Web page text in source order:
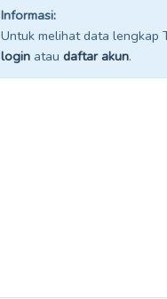
Informasi:
Untuk melihat data lengkap
login atau daftar akun.